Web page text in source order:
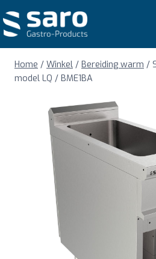
naar
inhoud
Home / Winkel / Bereiding warm /
model LQ / BME1BA